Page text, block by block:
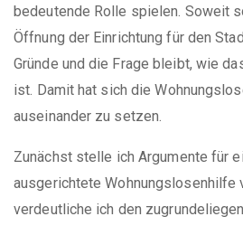
bedeutende Rolle spielen. Soweit
Öffnung der Einrichtung für den
Gründe und die Frage bleibt, wie
ist. Damit hat sich die
auseinander zu setzen.
Zunächst stelle ich Argumente für
ausgerichtete Wohnungslosenhilfe
verdeutliche ich den